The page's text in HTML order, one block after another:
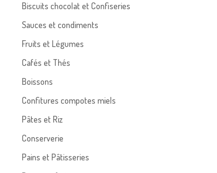
Biscuits chocolat et Confiseries
Sauces et condiments
Fruits et Légumes
Cafés et Thés
Boissons
Confitures compotes miels
Pâtes et Riz
Conserverie
Pains et Pâtisseries